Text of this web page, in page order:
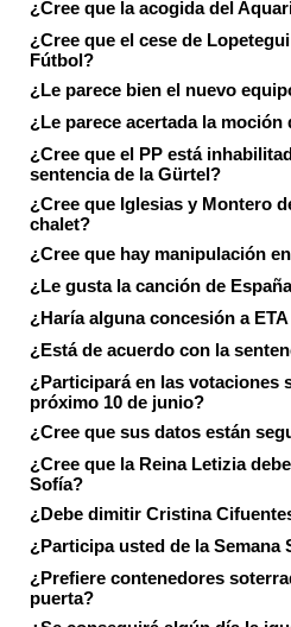
¿Cree que la acogida del
¿Cree que el cese de
Fútbol?
¿Le parece bien el nuevo
¿Le parece acertada la moción
¿Cree que el PP está
sentencia de la Gürtel?
¿Cree que Iglesias y Montero
chalet?
¿Cree que hay manipulación
¿Le gusta la canción de
¿Haría alguna concesión a
¿Está de acuerdo con la
¿Participará en las votaciones
próximo 10 de junio?
¿Cree que sus datos están
¿Cree que la Reina Letizia
Sofía?
¿Debe dimitir Cristina
¿Participa usted de la Semana
¿Prefiere contenedores
puerta?